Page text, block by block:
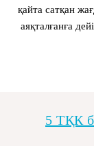
қайта сатқан
аяқталғанға
5 ТҚК